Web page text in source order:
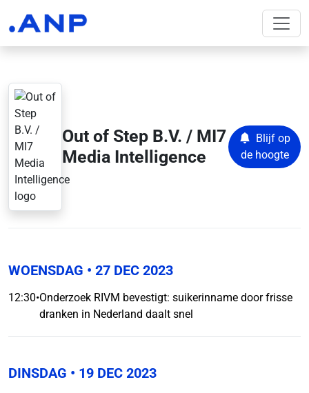
Out of Step B.V. / MI7
Media Intelligence
Blijf op
de hoogte
WOENSDAG • 27 DEC 2023
12:30•Onderzoek RIVM bevestigt: suikerinname door frisse
dranken in Nederland daalt snel
DINSDAG • 19 DEC 2023